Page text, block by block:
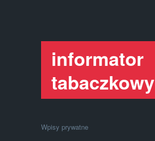
informator
tabaczkowy
Wpisy prywatne